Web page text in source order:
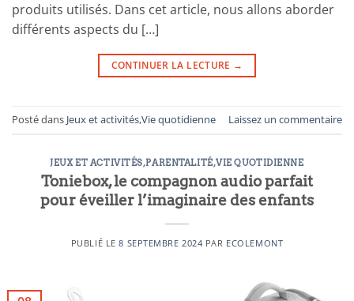
produits utilisés. Dans cet article, nous allons aborder
différents aspects du […]
CONTINUER LA LECTURE →
Posté dans Jeux et activités,Vie quotidienne Laissez un commentaire
JEUX ET ACTIVITÉS,PARENTALITÉ,VIE QUOTIDIENNE
Toniebox, le compagnon audio parfait
pour éveiller l’imaginaire des enfants
PUBLIÉ LE8 SEPTEMBRE 2024 PAR ECOLEMONT